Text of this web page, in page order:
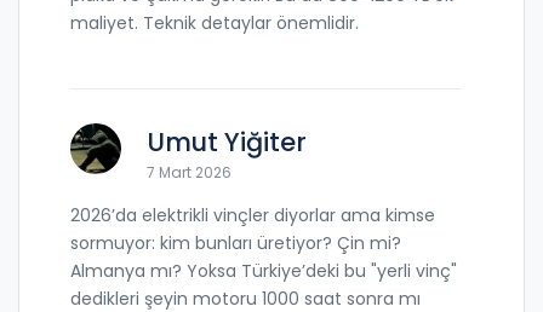
maliyet. Teknik detaylar önemlidir.
Umut Yiğiter
7 Mart 2026
2026’da elektrikli vinçler diyorlar ama kimse
sormuyor: kim bunları üretiyor? Çin mi?
Almanya mı? Yoksa Türkiye’deki bu "yerli vinç"
dedikleri şeyin motoru 1000 saat sonra mı